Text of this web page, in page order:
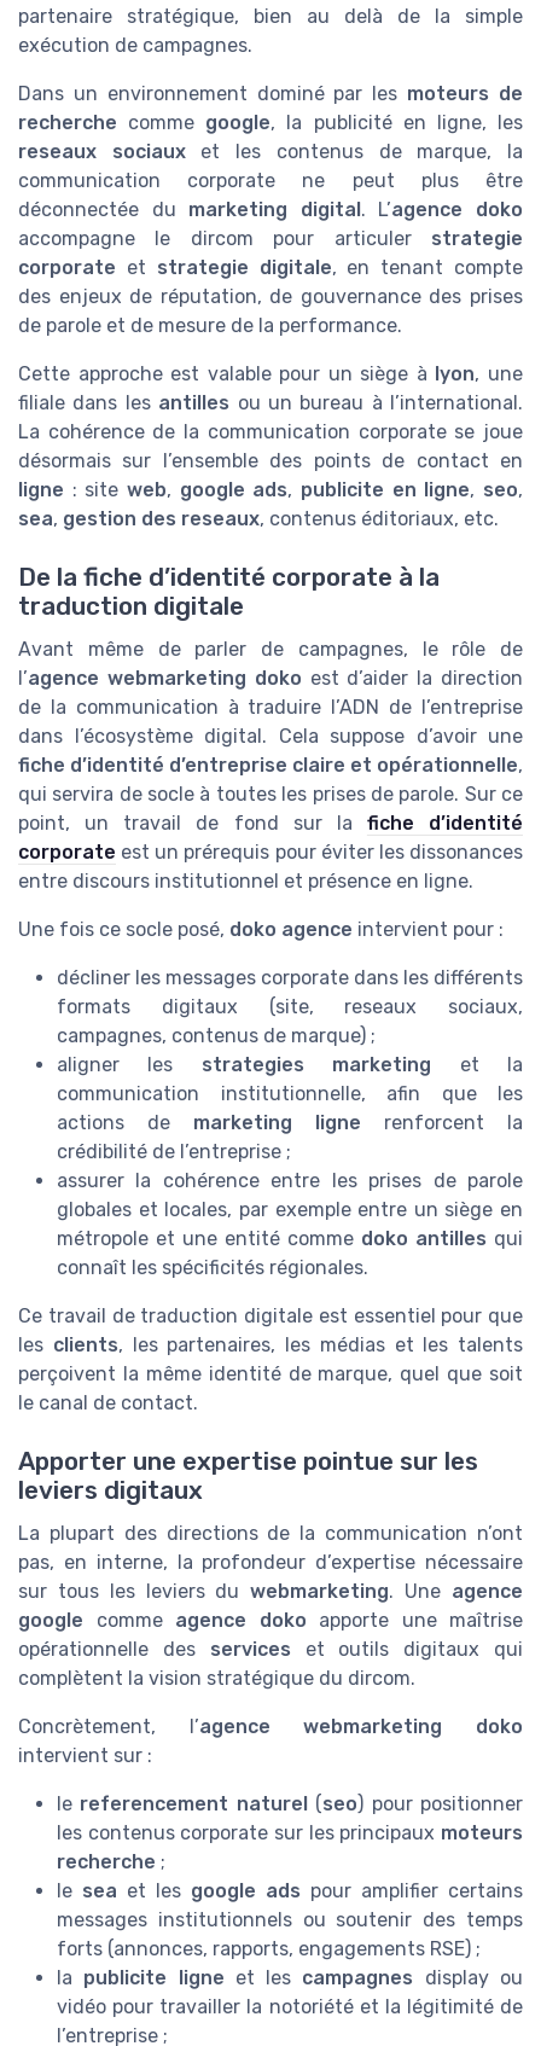
partenaire stratégique, bien au delà de la simple
exécution de campagnes.
Dans un environnement dominé par les moteurs de
recherche comme google, la publicité en ligne, les
reseaux sociauxet les contenus de marque, la
communication corporate ne peut plus être
déconnectée du marketing digital. L’agence doko
accompagne le dircom pour articuler strategie
corporate et strategie digitale, en tenant compte
des enjeux de réputation, de gouvernance des prises
de parole et de mesure de la performance.
Cette approche est valable pour un siège à lyon, une
filiale dans les antilles ou un bureau à l’international.
La cohérence de la communication corporate se joue
désormais sur l’ensemble des points de contact en
ligne : site web, google ads, publicite en ligne, seo,
sea, gestion des reseaux, contenus éditoriaux, etc.
De la fiche d’identité corporate à la
traduction digitale
Avant même de parler de campagnes, le rôle de
l’agence webmarketing doko est d’aider la direction
de la communication à traduire l’ADN de l’entreprise
dans l’écosystème digital. Cela suppose d’avoir une
fiche d’identité d’entreprise claire et opérationnelle,
qui servira de socle à toutes les prises de parole. Sur ce
point, un travail de fond sur la fiche d’identité
corporate est un prérequis pour éviter les dissonances
entre discours institutionnel et présence en ligne.
Une fois ce socle posé, doko agence intervient pour :
décliner les messages corporate dans les différents
formats digitaux (site, reseaux sociaux,
campagnes, contenus de marque) ;
aligner les strategies marketing et la
communication institutionnelle, afin que les
actions de marketing ligne renforcent la
crédibilité de l’entreprise ;
assurer la cohérence entre les prises de parole
globales et locales, par exemple entre un siège en
métropole et une entité comme doko antilles qui
connaît les spécificités régionales.
Ce travail de traduction digitale est essentiel pour que
les clients, les partenaires, les médias et les talents
perçoivent la même identité de marque, quel que soit
le canal de contact.
Apporter une expertise pointue sur les
leviers digitaux
La plupart des directions de la communication n’ont
pas, en interne, la profondeur d’expertise nécessaire
sur tous les leviers duwebmarketing. Une agence
google comme agence doko apporte une maîtrise
opérationnelle des services et outils digitaux qui
complètent la vision stratégique du dircom.
Concrètement, l’agence webmarketing doko
intervient sur :
le referencement naturel (seo) pour positionner
les contenus corporate sur les principaux moteurs
recherche ;
le sea et les google ads pour amplifier certains
messages institutionnels ou soutenir des temps
forts (annonces, rapports, engagements RSE) ;
la publicite ligne et les campagnes display ou
vidéo pour travailler la notoriété et la légitimité de
l’entreprise ;